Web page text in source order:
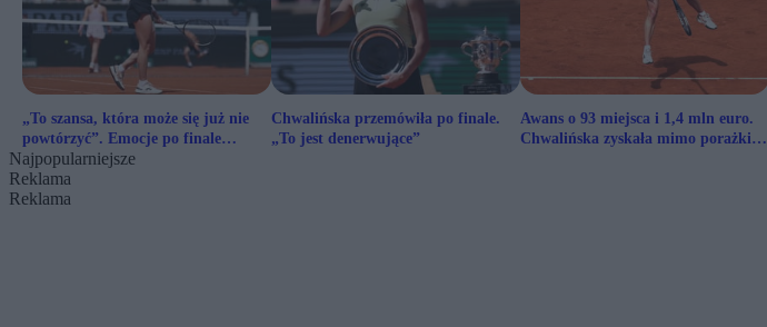
„To szansa, która może się już nie
powtórzyć”. Emocje po finale
French Open
Chwalińska przemówiła po finale.
„To jest denerwujące”
Awans o 93 miejsca i 1,4 mln euro.
Chwalińska zyskała mimo porażki w
Najpopularniejsze
Reklama
Reklama